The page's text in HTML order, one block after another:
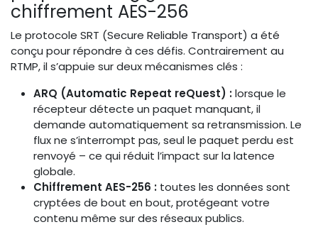
chiffrement AES-256
Le protocole SRT (Secure Reliable Transport) a été
conçu pour répondre à ces défis. Contrairement au
RTMP, il s’appuie sur deux mécanismes clés :
ARQ (Automatic Repeat reQuest) :lorsque le
récepteur détecte un paquet manquant, il
demande automatiquement sa retransmission. Le
flux ne s’interrompt pas, seul le paquet perdu est
renvoyé – ce qui réduit l’impact sur la latence
globale.
Chiffrement AES-256 : toutes les données sont
cryptées de bout en bout, protégeant votre
contenu même sur des réseaux publics.